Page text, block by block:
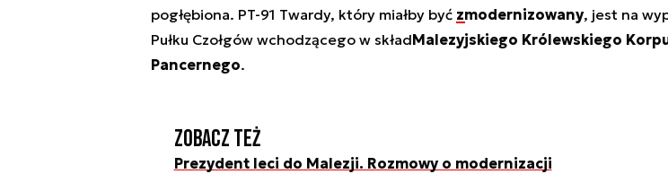
pogłębiona. PT-91 Twardy, który miałby być zmodernizowany, jest na
Pułku Czołgów wchodzącego w składMalezyjskiego Królewskiego
Pancernego.
Zobacz też
Prezydent leci do Malezji. Rozmowy o modernizacji